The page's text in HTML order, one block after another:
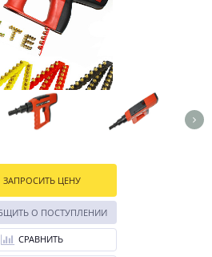
ЗАПРОСИТЬ ЦЕНУ
О ПОСТУПЛЕНИИ
СРАВНИТЬ